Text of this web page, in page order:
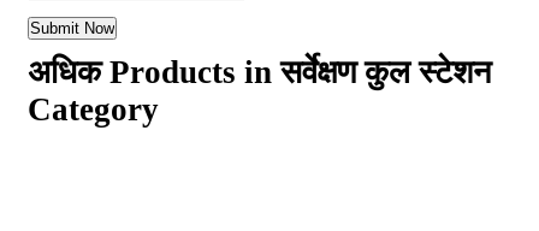
अधिक Products in सर्वेक्षण कुल स्टेशन
Category